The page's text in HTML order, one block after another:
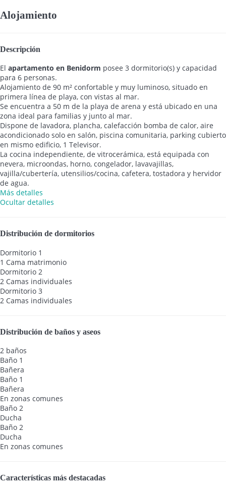
Alojamiento
Descripción
El apartamento en Benidorm posee 3 dormitorio(s) y capacidad
para 6 personas.
Alojamiento de 90 m² confortable y muy luminoso, situado en
primera línea de playa, con vistas al mar.
Se encuentra a 50 m de la playa de arena y está ubicado en una
zona ideal para familias y junto al mar.
Dispone de lavadora, plancha, calefacción bomba de calor, aire
acondicionado solo en salón, piscina comunitaria, parking cubierto
en mismo edificio, 1 Televisor.
La cocina independiente, de vitrocerámica, está equipada con
nevera, microondas, horno, congelador, lavavajillas,
vajilla/cubertería, utensilios/cocina, cafetera, tostadora y hervidor
de agua.
Más detalles
Ocultar detalles
Distribución de dormitorios
Dormitorio 1
1 Cama matrimonio
Dormitorio 2
2 Camas individuales
Dormitorio 3
2 Camas individuales
Distribución de baños y aseos
2 baños
Baño 1
Bañera
Baño 1
Bañera
En zonas comunes
Baño 2
Ducha
Baño 2
Ducha
En zonas comunes
Características más destacadas